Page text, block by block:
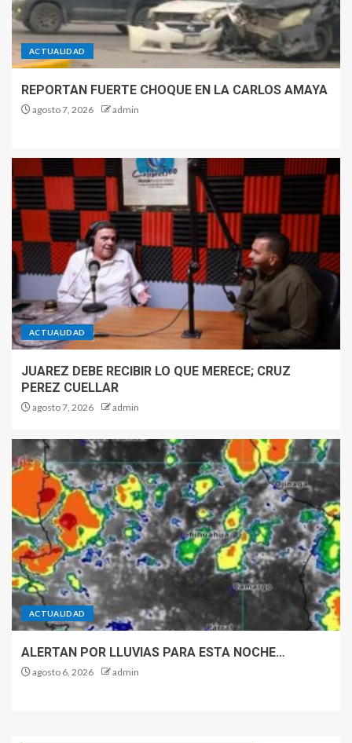
ACTUALIDAD
REPORTAN FUERTE CHOQUE EN LA CARLOS AMAYA
agosto 7, 2026 admin
ACTUALIDAD
JUAREZ DEBE RECIBIR LO QUE MERECE; CRUZ
PEREZ CUELLAR
agosto 7, 2026 admin
ACTUALIDAD
ALERTAN POR LLUVIAS PARA ESTA NOCHE…
agosto 6, 2026 admin